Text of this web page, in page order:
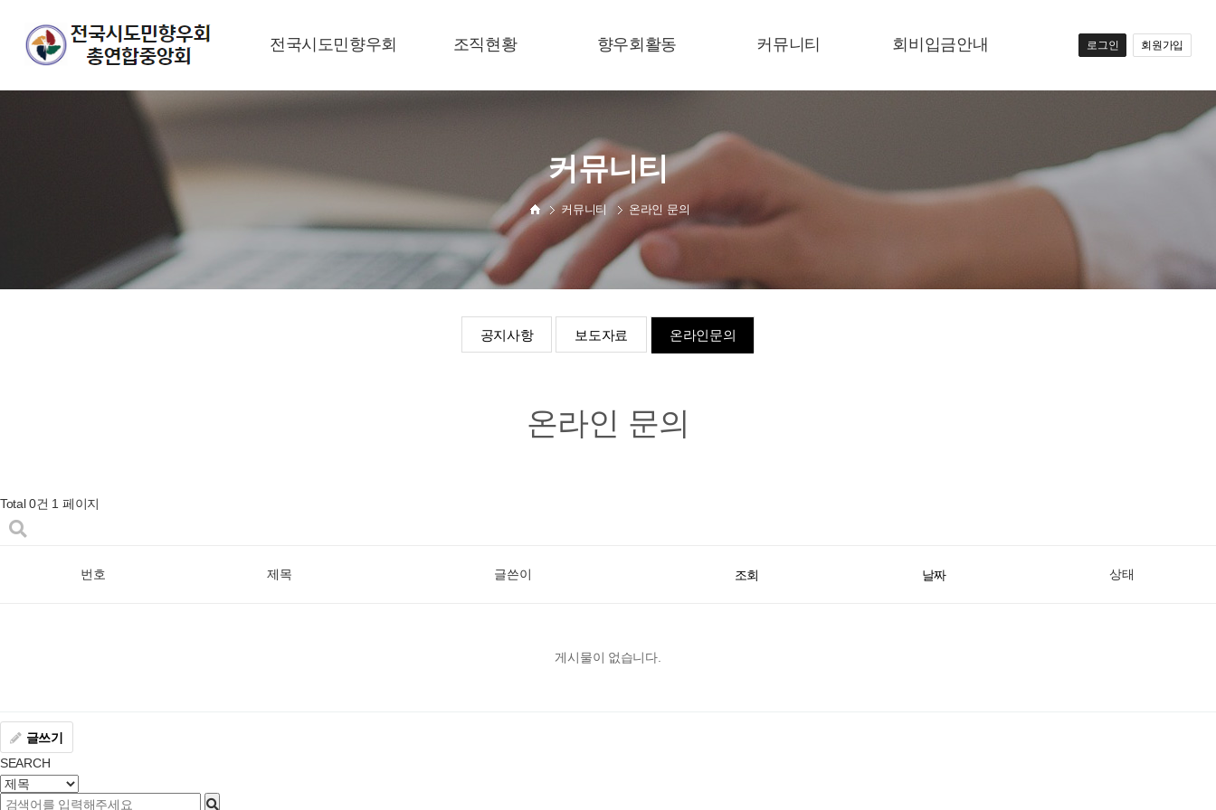
전국시도민향우회
향우회 연혁
조직현황
고문단·부총재단
사단법인 직제표
향우회활동
동영상
일정관리
커뮤니티
보도자료
회비입금안내 로그인 회원가입
공지사항 보도자료 온라인문의
커뮤니티 온라인 문의
커뮤니티
온라인 문의
Total 0건 1 페이지
번호 제목 글쓴이 조회 날짜 상태
게시물이 없습니다.
글쓰기
SEARCH